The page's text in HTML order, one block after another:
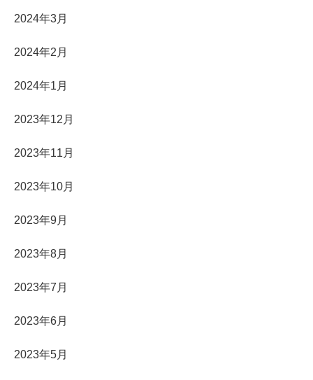
2024年3月
2024年2月
2024年1月
2023年12月
2023年11月
2023年10月
2023年9月
2023年8月
2023年7月
2023年6月
2023年5月